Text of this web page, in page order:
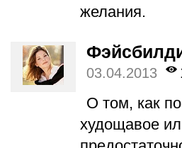
желания.
03.04.2013
О том, как
худощавое